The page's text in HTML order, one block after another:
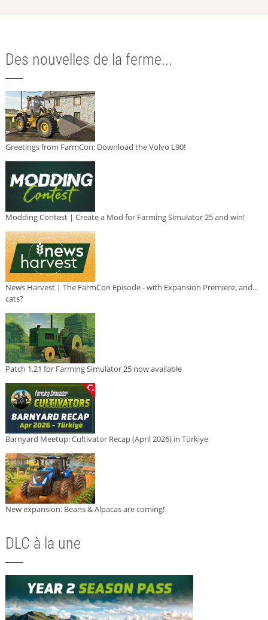
Des nouvelles de la ferme...
Greetings from FarmCon: Download the Volvo L90!
Modding Contest | Create a Mod for Farming Simulator 25 and win!
News Harvest | The FarmCon Episode - with Expansion Premiere, and...
cats?
Patch 1.21 for Farming Simulator 25 now available
Barnyard Meetup: Cultivator Recap (April 2026) in Türkiye
New expansion: Beans & Alpacas are coming!
DLC à la une